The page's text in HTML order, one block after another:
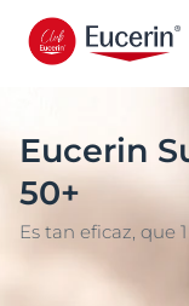
Eucerin
50+
Es tan eficaz, que